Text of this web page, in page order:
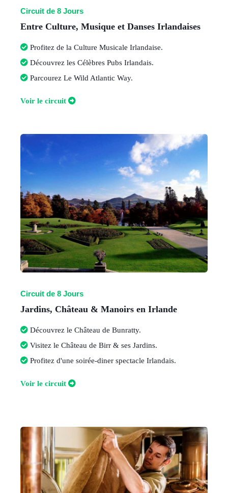
Circuit de 8 Jours
Entre Culture, Musique et Danses Irlandaises
Profitez de la Culture Musicale Irlandaise.
Découvrez les Célèbres Pubs Irlandais.
Parcourez Le Wild Atlantic Way.
Voir le circuit
Circuit de 8 Jours
Jardins, Château & Manoirs en Irlande
Découvrez le Château de Bunratty.
Visitez le Château de Birr & ses Jardins.
Profitez d'une soirée-diner spectacle Irlandais.
Voir le circuit